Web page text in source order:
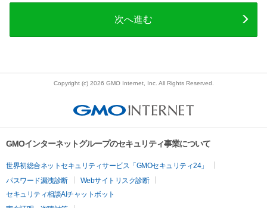
次へ進む
Copyright (c) 2026 GMO Internet, Inc. All Rights Reserved.
GMOインターネットグループのセキュリティ事業について
世界初総合ネットセキュリティサービス「GMOセキュリティ24」
パスワード漏洩診断
Webサイトリスク診断
セキュリティ相談AIチャットボット